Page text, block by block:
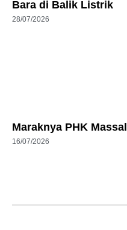
Bara di Balik Listrik
28/07/2026
Maraknya PHK Massal
16/07/2026